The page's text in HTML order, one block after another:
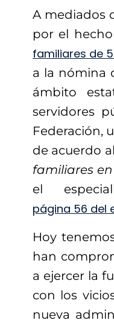
A mediados
por el
familiares de
a la nómina
ámbito
servidores
Federación,
de acuerdo
familiares
el
página 56 del
Hoy
han
a ejercer la
con los
nueva